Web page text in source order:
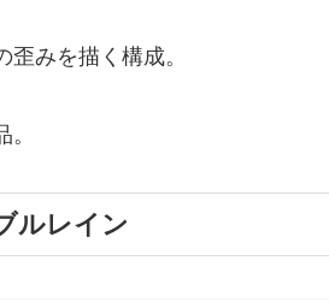
みを描く構成。
ルレイン